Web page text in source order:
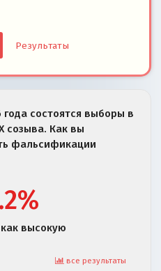
Результаты
года состоятся выборы в
созыва. Как вы
фальсификации
высокую
все результаты